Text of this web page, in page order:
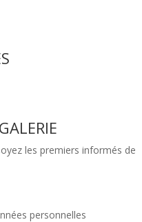
les premiers informés de
personnelles